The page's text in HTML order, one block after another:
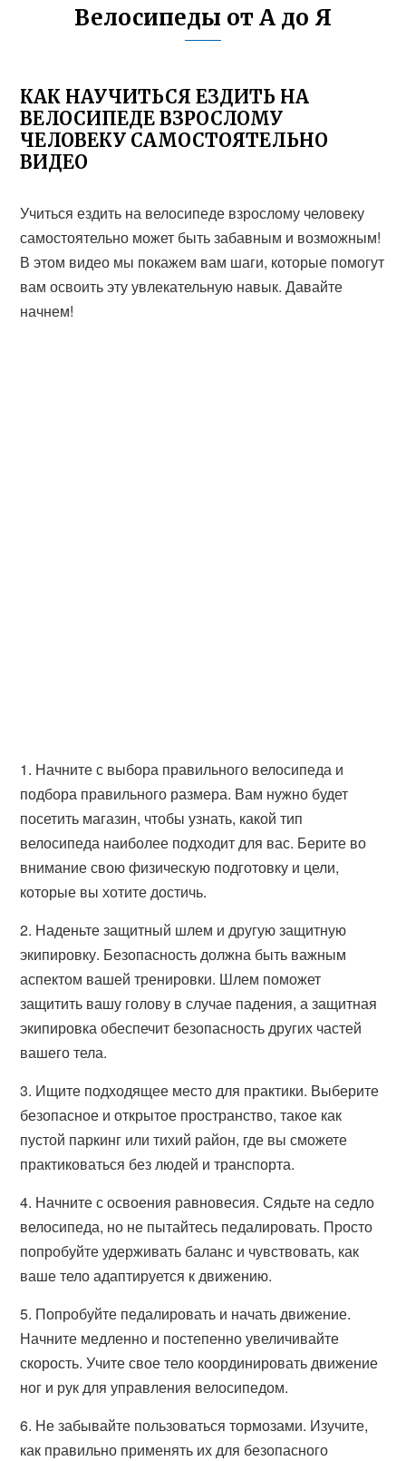
Велосипеды от А до Я
КАК НАУЧИТЬСЯ ЕЗДИТЬ НА
ВЕЛОСИПЕДЕ ВЗРОСЛОМУ
ЧЕЛОВЕКУ САМОСТОЯТЕЛЬНО
ВИДЕО
Учиться ездить на велосипеде взрослому человеку
самостоятельно может быть забавным и возможным!
В этом видео мы покажем вам шаги, которые помогут
вам освоить эту увлекательную навык. Давайте
начнем!
1. Начните с выбора правильного велосипеда и
подбора правильного размера. Вам нужно будет
посетить магазин, чтобы узнать, какой тип
велосипеда наиболее подходит для вас. Берите во
внимание свою физическую подготовку и цели,
которые вы хотите достичь.
2. Наденьте защитный шлем и другую защитную
экипировку. Безопасность должна быть важным
аспектом вашей тренировки. Шлем поможет
защитить вашу голову в случае падения, а защитная
экипировка обеспечит безопасность других частей
вашего тела.
3. Ищите подходящее место для практики. Выберите
безопасное и открытое пространство, такое как
пустой паркинг или тихий район, где вы сможете
практиковаться без людей и транспорта.
4. Начните с освоения равновесия. Сядьте на седло
велосипеда, но не пытайтесь педалировать. Просто
попробуйте удерживать баланс и чувствовать, как
ваше тело адаптируется к движению.
5. Попробуйте педалировать и начать движение.
Начните медленно и постепенно увеличивайте
скорость. Учите свое тело координировать движение
ног и рук для управления велосипедом.
6. Не забывайте пользоваться тормозами. Изучите,
как правильно применять их для безопасного